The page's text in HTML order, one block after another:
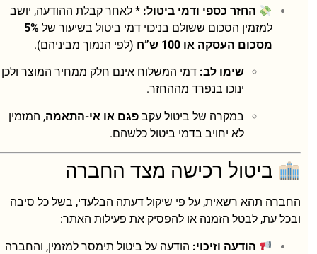
החזר כספי ודמי ביטול:* לאחר קבלת ההודעה, יושב
למזמין הסכום ששולם בניכוי דמי ביטול בשיעור של5%
מסכום העסקה או 100 ש”ח
(לפי הנמוך מביניהם).
שימו לב:דמי המשלוח אינם חלק ממחיר המוצר ולכן
ינוכו בנפרד מההחזר.
במקרה של ביטול עקבפגם או אי-התאמה, המזמין
לא יחויב בדמי ביטול כלשהם.
ביטול רכישה מצד החברה
החברה תהא רשאית, על פי שיקול דעתה הבלעדי, בשל כל סיבה
ובכל עת, לבטל הזמנה או להפסיק את פעילות האתר:
הודעה וזיכוי:הודעה על ביטול תימסר למזמין, והחברה